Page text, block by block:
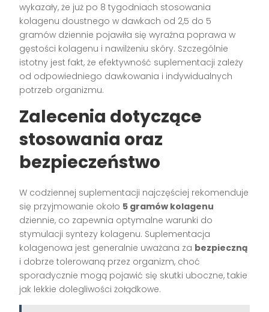
wykazały, że już po 8 tygodniach stosowania
kolagenu doustnego w dawkach od 2,5 do 5
gramów dziennie pojawiła się wyraźna poprawa w
gęstości kolagenu i nawilżeniu skóry. Szczególnie
istotny jest fakt, że efektywność suplementacji zależy
od odpowiedniego dawkowania i indywidualnych
potrzeb organizmu.
Zalecenia dotyczące
stosowania oraz
bezpieczeństwo
W codziennej suplementacji najczęściej rekomenduje
się przyjmowanie około 5 gramów kolagenu
dziennie, co zapewnia optymalne warunki do
stymulacji syntezy kolagenu. Suplementacja
kolagenowa jest generalnie uważana za bezpieczną
i dobrze tolerowaną przez organizm, choć
sporadycznie mogą pojawić się skutki uboczne, takie
jak lekkie dolegliwości żołądkowe.